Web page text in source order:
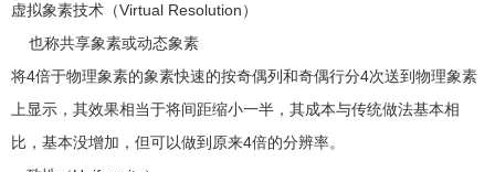
虚拟象素技术（Virtual Resolution）
也称共享象素或动态象素
将4倍于物理象素的象素快速的按奇偶列和奇偶行分4次送到物理象素
上显示，其效果相当于将间距缩小一半，其成本与传统做法基本相
比，基本没增加，但可以做到原来4倍的分辨率。